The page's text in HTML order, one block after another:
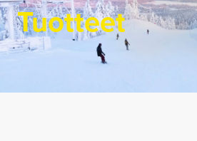
Tuotteet